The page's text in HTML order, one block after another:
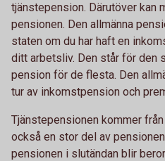
tjänstepension. Därutöver kan
pensionen. Den allmänna
staten om du har haft en
ditt arbetsliv. Den står för den
pension för de flesta. Den
tur av inkomstpension och
Tjänstepensionen kommer
också en stor del av
pensionen i slutändan blir